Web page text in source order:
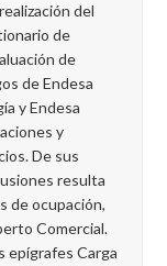
del
de
de
de Endesa
y Endesa
y
De sus
resulta
de ocupación,
Comercial.
epígrafes Carga